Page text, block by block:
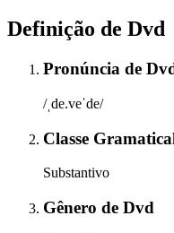
Definição de Dvd
Pronúncia de
/ˌde.veˈde/
Classe
Substantivo
Gênero de Dvd